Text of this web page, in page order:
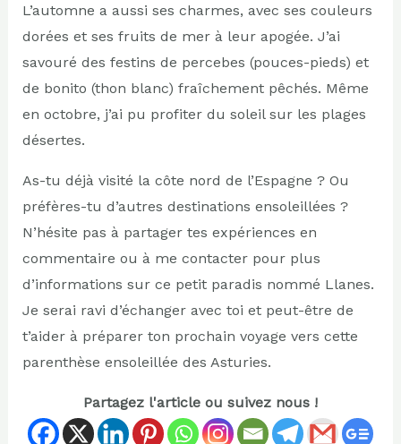
L’automne a aussi ses charmes, avec ses couleurs
dorées et ses fruits de mer à leur apogée. J’ai
savouré des festins de percebes (pouces-pieds) et
de bonito (thon blanc) fraîchement pêchés. Même
en octobre, j’ai pu profiter du soleil sur les plages
désertes.
As-tu déjà visité la côte nord de l’Espagne ? Ou
préfères-tu d’autres destinations ensoleillées ?
N’hésite pas à partager tes expériences en
commentaire ou à me contacter pour plus
d’informations sur ce petit paradis nommé Llanes.
Je serai ravi d’échanger avec toi et peut-être de
t’aider à préparer ton prochain voyage vers cette
parenthèse ensoleillée des Asturies.
Partagez l'article ou suivez nous !